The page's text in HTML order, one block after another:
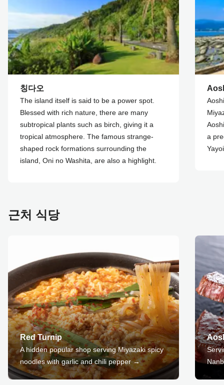
칭다오
The island itself is said to be a power spot.
Blessed with rich nature, there are many
subtropical plants such as birch, giving it a
tropical atmosphere. The famous strange-
shaped rock formations surrounding the
island, Oni no Washita, are also a highlight.
a
근처 식당
Red Turnip
A hidden popular shop serving Miyazaki spicy
noodles with garlic and chili pepper →